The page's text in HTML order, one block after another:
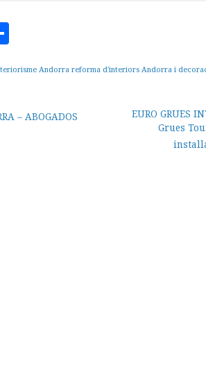
Andorra reforma d'interiors Andorra i
– ABOGADOS
EURO GRUES
Grues